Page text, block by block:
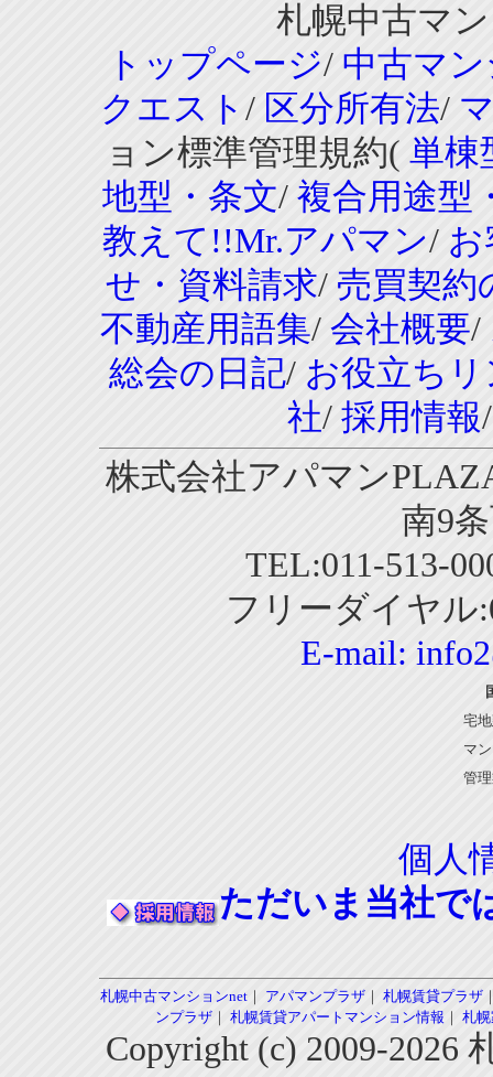
札幌中古マ
トップページ/ 中古マ
クエスト / 区分所有法/
ョン標準管理規約( 単棟
地型・条文/ 複合用途型
教えて!!Mr.アパマン/ お
せ・資料請求/ 売買契約
不動産用語集/ 会社概要/
総会の日記/ お役立ち
社/ 採用情報
株式会社アパマン
南9
TEL:011-513-
フリーダイヤル
E-mail:
宅
マ
管
個人
ただいま当社で
札幌中古マンションnet｜ アパマンプラザ｜ 札幌賃貸プラザ
ンプラザ｜ 札幌賃貸アパートマンション情報 ｜ 札
Copyright (c) 2009-2026